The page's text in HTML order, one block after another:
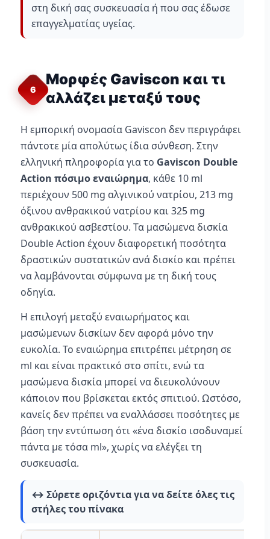
στη δική σας συσκευασία ή που σας έδωσε
επαγγελματίας υγείας.
6
Μορφές Gaviscon και τι
αλλάζει μεταξύ τους
Η εμπορική ονομασία Gaviscon δεν περιγράφει
πάντοτε μία απολύτως ίδια σύνθεση. Στην
ελληνική πληροφορία για το Gaviscon Double
Action πόσιμο εναιώρημα, κάθε 10 ml
περιέχουν 500 mg αλγινικού νατρίου, 213 mg
όξινου ανθρακικού νατρίου και 325 mg
ανθρακικού ασβεστίου. Τα μασώμενα δισκία
Double Action έχουν διαφορετική ποσότητα
δραστικών συστατικών ανά δισκίο και πρέπει
να λαμβάνονται σύμφωνα με τη δική τους
οδηγία.
Η επιλογή μεταξύ εναιωρήματος και
μασώμενων δισκίων δεν αφορά μόνο την
ευκολία. Το εναιώρημα επιτρέπει μέτρηση σε
ml και είναι πρακτικό στο σπίτι, ενώ τα
μασώμενα δισκία μπορεί να διευκολύνουν
κάποιον που βρίσκεται εκτός σπιτιού. Ωστόσο,
κανείς δεν πρέπει να εναλλάσσει ποσότητες με
βάση την εντύπωση ότι «ένα δισκίο ισοδυναμεί
πάντα με τόσα ml», χωρίς να ελέγξει τη
συσκευασία.
↔️ Σύρετε οριζόντια για να δείτε όλες τις
στήλες του πίνακα